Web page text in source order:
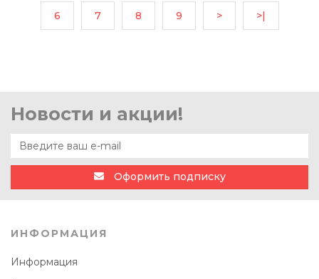
6 7 8 9 > >|
Новости и акции!
Оформить подписку
ИНФОРМАЦИЯ
Информация